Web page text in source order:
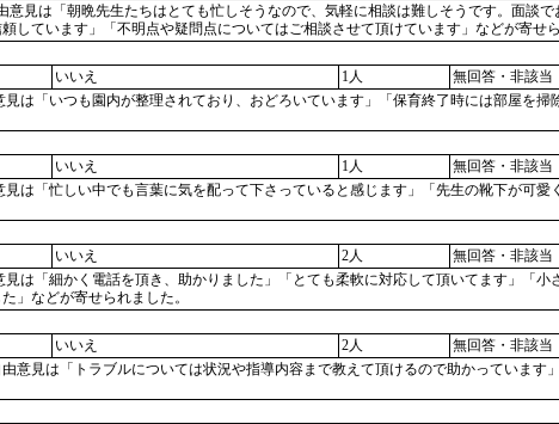
見は「朝晩先生たちはとても忙しそうなので、気軽に相談は難しそうです。面談
ています」「不明点や疑問点についてはご相談させて頂けています」などが寄せら
いいえ 1人 無回答・非該当
は「いつも園内が整理されており、おどろいています」「保育終了時には部屋を
いいえ 1人 無回答・非該当
は「忙しい中でも言葉に気を配って下さっていると感じます」「先生の靴下が可
いいえ 2人 無回答・非該当
は「細かく電話を頂き、助かりました」「とても柔軟に対応して頂いてます」「
」などが寄せられました。
いいえ 2人 無回答・非該当
意見は「トラブルについては状況や指導内容まで教えて頂けるので助かっています